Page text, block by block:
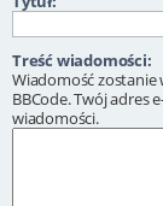
Treść wiadomości:
Wiadomość zostanie
BBCode. Twój adres
wiadomości.